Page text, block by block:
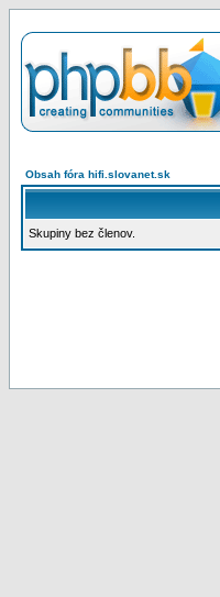
Obsah fóra hifi.slovanet.sk
Skupiny bez členov.